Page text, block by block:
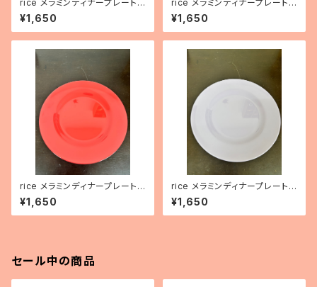
rice メラミンディナープレート
（レモンイエロー）
¥1,650
rice メラミンディナープレート
（アークティックブルー）
¥1,650
rice メラミンディナープレート
（バーミリオンレッド）
¥1,650
rice メラミンディナープレート
（パープル）
¥1,650
セール中の商品